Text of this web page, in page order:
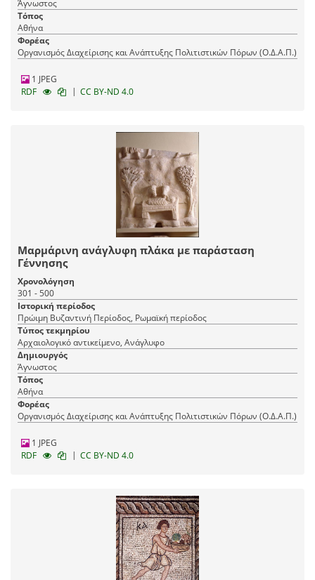
Άγνωστος
Τόπος
Αθήνα
Φορέας
Οργανισμός Διαχείρισης και Ανάπτυξης Πολιτιστικών Πόρων (Ο.Δ.Α.Π.)
1 JPEG
RDF
| CC BY-ND 4.0
Μαρμάρινη ανάγλυφη πλάκα με παράσταση
Γέννησης
Χρονολόγηση
301 - 500
Ιστορική περίοδος
Πρώιμη Βυζαντινή Περίοδος, Ρωμαϊκή περίοδος
Τύπος τεκμηρίου
Αρχαιολογικό αντικείμενο, Ανάγλυφο
Δημιουργός
Άγνωστος
Τόπος
Αθήνα
Φορέας
Οργανισμός Διαχείρισης και Ανάπτυξης Πολιτιστικών Πόρων (Ο.Δ.Α.Π.)
1 JPEG
RDF
| CC BY-ND 4.0